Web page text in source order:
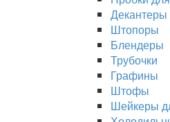
Декантеры
Штопоры
Блендеры
Трубочки
Графины
Штофы
Шейкеры